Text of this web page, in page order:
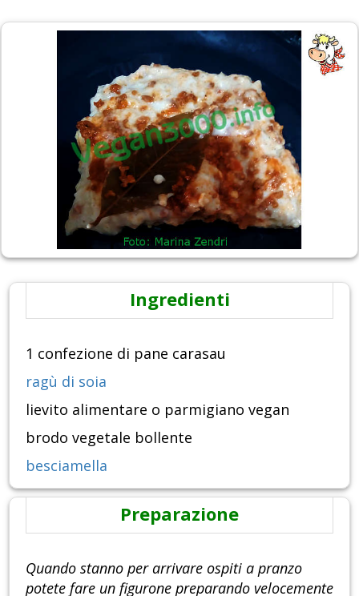
Ingredienti
1 confezione di pane carasau
ragù di soia
lievito alimentare o parmigiano vegan
brodo vegetale bollente
besciamella
Preparazione
Quando stanno per arrivare ospiti a pranzo
potete fare un figurone preparando velocemente